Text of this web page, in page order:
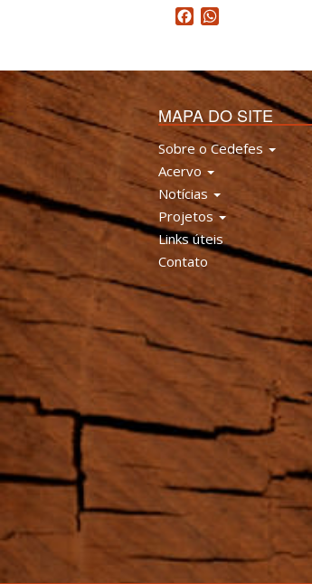
Facebook
MAPA DO SITE
Sobre o Cedefes
Acervo
Notícias
Projetos
Links úteis
Contato